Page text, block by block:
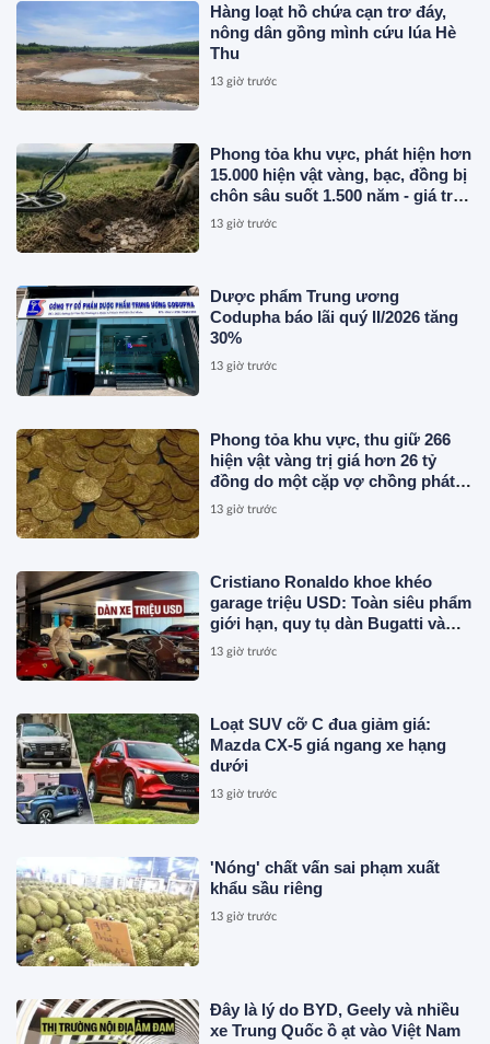
Hàng loạt hồ chứa cạn trơ đáy,
nông dân gồng mình cứu lúa Hè
Thu
13 giờ trước
Phong tỏa khu vực, phát hiện hơn
15.000 hiện vật vàng, bạc, đồng bị
chôn sâu suốt 1.500 năm - giá trị
tương đương 63 tỷ đồng
13 giờ trước
Dược phẩm Trung ương
Codupha báo lãi quý II/2026 tăng
30%
13 giờ trước
Phong tỏa khu vực, thu giữ 266
hiện vật vàng trị giá hơn 26 tỷ
đồng do một cặp vợ chồng phát
hiện khi thay sàn nhà
13 giờ trước
Cristiano Ronaldo khoe khéo
garage triệu USD: Toàn siêu phẩm
giới hạn, quy tụ dàn Bugatti và
Ferrari đắt đỏ
13 giờ trước
Loạt SUV cỡ C đua giảm giá:
Mazda CX-5 giá ngang xe hạng
dưới
13 giờ trước
'Nóng' chất vấn sai phạm xuất
khẩu sầu riêng
13 giờ trước
Đây là lý do BYD, Geely và nhiều
xe Trung Quốc ồ ạt vào Việt Nam